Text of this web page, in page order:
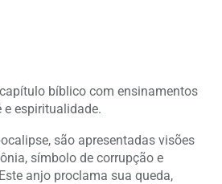
bíblico com ensinamentos
espiritualidade.
são apresentadas visões
símbolo de corrupção e
anjo proclama sua queda,